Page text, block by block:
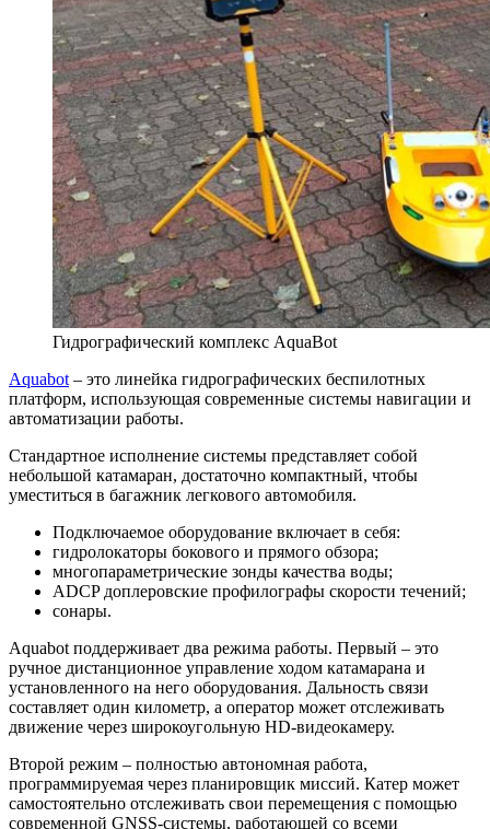
Гидрографический комплекс AquaBot
Aquabot – это линейка гидрографических беспилотных
платформ, использующая современные системы навигации и
автоматизации работы.
Стандартное исполнение системы представляет собой
небольшой катамаран, достаточно компактный, чтобы
уместиться в багажник легкового автомобиля.
Подключаемое оборудование включает в себя:
гидролокаторы бокового и прямого обзора;
многопараметрические зонды качества воды;
ADCP доплеровские профилографы скорости течений;
сонары.
Aquabot поддерживает два режима работы. Первый – это
ручное дистанционное управление ходом катамарана и
установленного на него оборудования. Дальность связи
составляет один километр, а оператор может отслеживать
движение через широкоугольную HD-видеокамеру.
Второй режим – полностью автономная работа,
программируемая через планировщик миссий. Катер может
самостоятельно отслеживать свои перемещения с помощью
современной GNSS-системы, работающей со всеми